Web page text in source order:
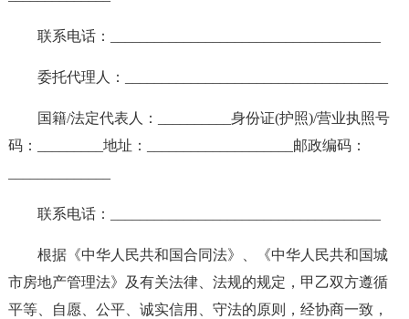
联系电话：_____________________________________
委托代理人：____________________________________
国籍/法定代表人：__________身份证(护照)/营业执照号
码：_________地址：____________________邮政编码：
联系电话：_____________________________________
根据《中华人民共和国合同法》、《中华人民共和国城
市房地产管理法》及有关法律、法规的规定，甲乙双方遵循
平等、自愿、公平、诚实信用、守法的原则，经协商一致，